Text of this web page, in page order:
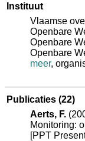
Instituut
Vlaamse
Openbare
Openbare
Openbare
meer,
Publicaties (22)
Aerts, F.
Monitoring:
[PPT